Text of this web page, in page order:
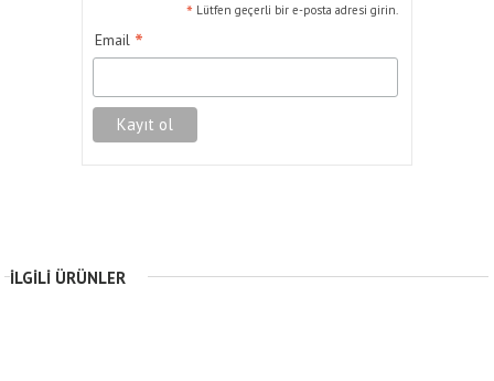
* Lütfen geçerli bir e-posta adresi girin.
Email *
İLGILI ÜRÜNLER